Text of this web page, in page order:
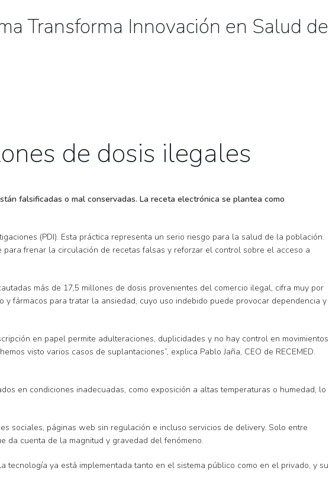
Transforma Innovación en Salud de
de dosis ilegales
falsificadas o mal conservadas. La receta electrónica se plantea como
(PDI). Esta práctica representa un serio riesgo para la salud de la población.
frenar la circulación de recetas falsas y reforzar el control sobre el acceso a
más de 17,5 millones de dosis provenientes del comercio ilegal, cifra muy por
fármacos para tratar la ansiedad, cuyo uso indebido puede provocar dependencia y
en papel permite adulteraciones, duplicidades y no hay control en movimientos
visto varios casos de suplantaciones”, explica Pablo Jaña, CEO de RECEMED.
en condiciones inadecuadas, como exposición a altas temperaturas o humedad, lo
sociales, páginas web sin regulación e incluso servicios de delivery. Solo entre
da cuenta de la magnitud y gravedad del fenómeno.
ya está implementada tanto en el sistema público como en el privado, y su